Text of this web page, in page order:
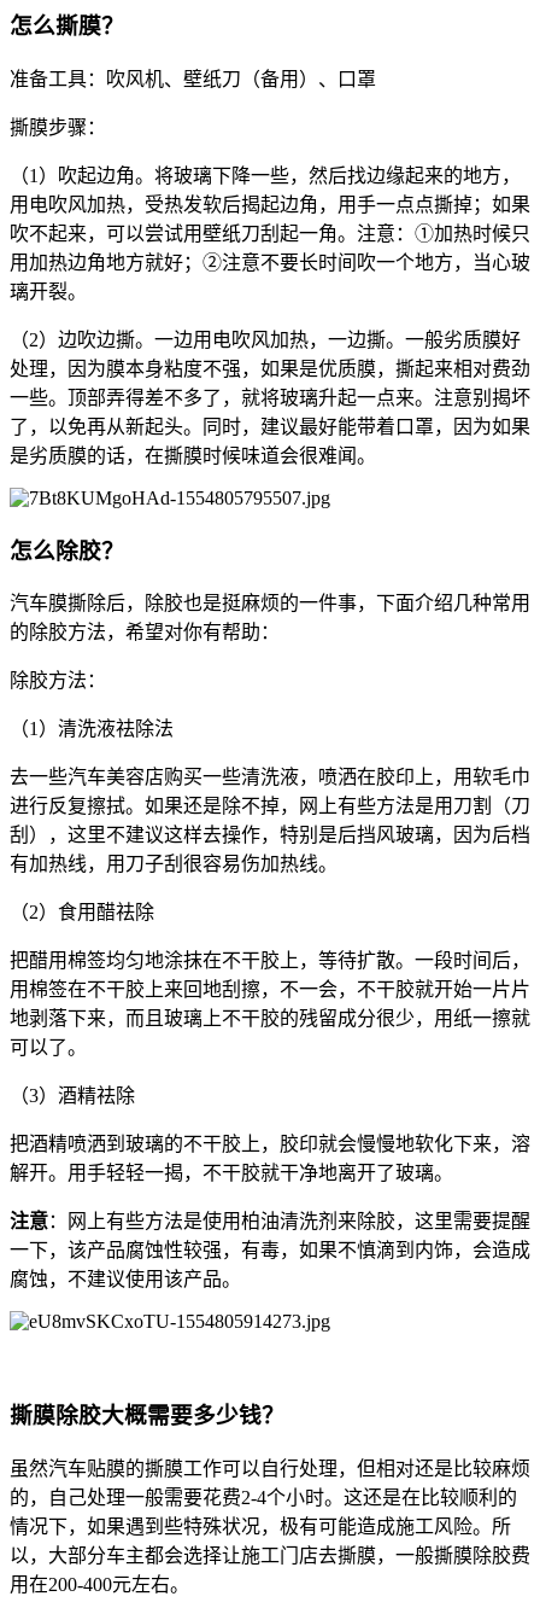
怎么撕膜？
准备工具：吹风机、壁纸刀（备用）、口罩
撕膜步骤：
（1）吹起边角。将玻璃下降一些，然后找边缘起来的地方，
用电吹风加热，受热发软后揭起边角，用手一点点撕掉；如果
吹不起来，可以尝试用壁纸刀刮起一角。注意：①加热时候只
用加热边角地方就好；②注意不要长时间吹一个地方，当心玻
璃开裂。
（2）边吹边撕。一边用电吹风加热，一边撕。一般劣质膜好
处理，因为膜本身粘度不强，如果是优质膜，撕起来相对费劲
一些。顶部弄得差不多了，就将玻璃升起一点来。注意别揭坏
了，以免再从新起头。同时，建议最好能带着口罩，因为如果
是劣质膜的话，在撕膜时候味道会很难闻。
怎么除胶？
汽车膜撕除后，除胶也是挺麻烦的一件事，下面介绍几种常用
的除胶方法，希望对你有帮助：
除胶方法：
（1）清洗液祛除法
去一些汽车美容店购买一些清洗液，喷洒在胶印上，用软毛巾
进行反复擦拭。如果还是除不掉，网上有些方法是用刀割（刀
刮），这里不建议这样去操作，特别是后挡风玻璃，因为后档
有加热线，用刀子刮很容易伤加热线。
（2）食用醋祛除
把醋用棉签均匀地涂抹在不干胶上，等待扩散。一段时间后，
用棉签在不干胶上来回地刮擦，不一会，不干胶就开始一片片
地剥落下来，而且玻璃上不干胶的残留成分很少，用纸一擦就
可以了。
（3）酒精祛除
把酒精喷洒到玻璃的不干胶上，胶印就会慢慢地软化下来，溶
解开。用手轻轻一揭，不干胶就干净地离开了玻璃。
注意：网上有些方法是使用柏油清洗剂来除胶，这里需要提醒
一下，该产品腐蚀性较强，有毒，如果不慎滴到内饰，会造成
腐蚀，不建议使用该产品。
撕膜除胶大概需要多少钱？
虽然汽车贴膜的撕膜工作可以自行处理，但相对还是比较麻烦
的，自己处理一般需要花费2-4个小时。这还是在比较顺利的
情况下，如果遇到些特殊状况，极有可能造成施工风险。所
以，大部分车主都会选择让施工门店去撕膜，一般撕膜除胶费
用在200-400元左右。